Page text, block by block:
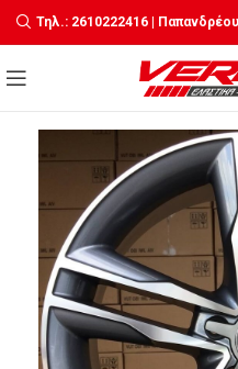
Τηλ.: 2610222416 |